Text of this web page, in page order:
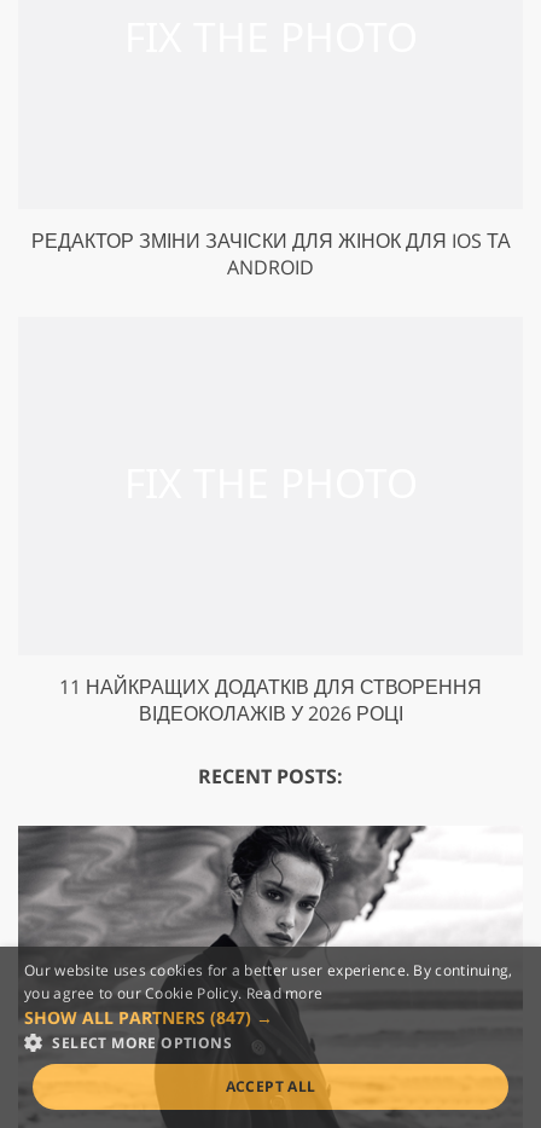
РЕДАКТОР ЗМІНИ ЗАЧІСКИ ДЛЯ ЖІНОК ДЛЯ IOS ТА
ANDROID
11 НАЙКРАЩИХ ДОДАТКІВ ДЛЯ СТВОРЕННЯ
ВІДЕОКОЛАЖІВ У 2026 РОЦІ
RECENT POSTS:
Our website uses cookies for a better user experience. By continuing,
you agree to our Cookie Policy. Read more
SHOW ALL PARTNERS (847) →
SELECT MORE OPTIONS
ACCEPT ALL